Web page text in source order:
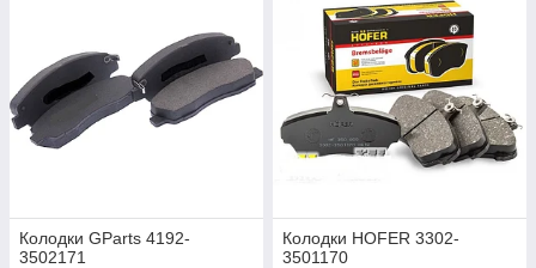
Колодки GParts 4192-
3502171
Колодки HOFER 3302-
3501170